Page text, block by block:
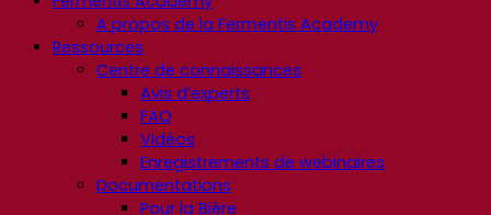
A propos de la Fermentis Academy
Ressources
Centre de connaissances
Avis d’experts
FAQ
Vidéos
Enregistrements de webinaires
Documentations
Pour la Bière